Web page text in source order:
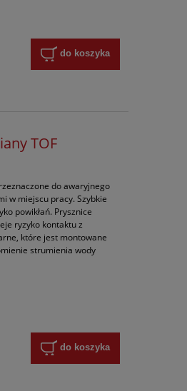
do koszyka
TOF
do awaryjnego
w miejscu pracy. Szybkie
powikłań. Prysznice
ryzyko kontaktu z
które jest montowane
strumienia wody
do koszyka